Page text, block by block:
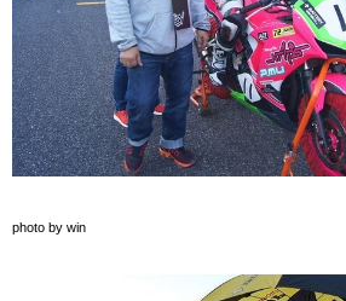
photo by win